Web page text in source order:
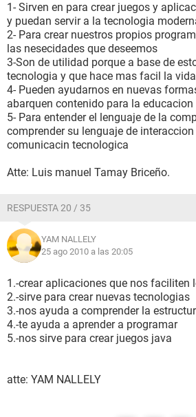
1- Sirven en para crear juegos y
y puedan servir a la tecnologia
2- Para crear nuestros propios
las nesecidades que deseemos
3-Son de utilidad porque a base de
tecnologia y que hace mas facil la vida
4- Pueden ayudarnos en nuevas
abarquen contenido para la educacion
5- Para entender el lenguaje de la
comprender su lenguaje de
comunicacin tecnologica
Atte: Luis manuel Tamay Briceño.
RESPUESTA 20 / 35
YAM NALLELY
25 ago 2010 a las 20:05
1.-crear aplicaciones que nos faciliten
2.-sirve para crear nuevas tecnologias
3.-nos ayuda a comprender la
4.-te ayuda a aprender a programar
5.-nos sirve para crear juegos java
atte: YAM NALLELY